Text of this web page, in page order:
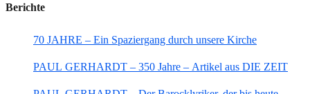
Berichte
70 JAHRE – Ein Spaziergang durch unsere Kirche
PAUL GERHARDT – 350 Jahre – Artikel aus DIE ZEIT